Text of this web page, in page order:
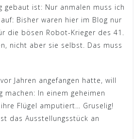
gebaut ist: Nur anmalen muss ich
Bisher waren hier im Blog nur
die bösen Robot-Krieger des 41.
nicht aber sie selbst. Das muss
Jahren angefangen hatte, will
machen: In einem geheimen
Flügel amputiert… Gruselig!
das Ausstellungsstück an